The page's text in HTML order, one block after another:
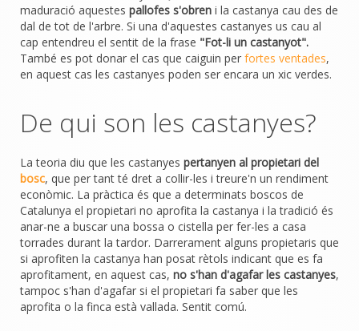
maduració aquestes pallofes s'obren i la castanya cau des de
dal de tot de l'arbre. Si una d'aquestes castanyes us cau al
cap entendreu el sentit de la frase "Fot-li un castanyot".
També es pot donar el cas que caiguin per fortes ventades,
en aquest cas les castanyes poden ser encara un xic verdes.
De qui son les castanyes?
La teoria diu que les castanyes pertanyen al propietari del
bosc, que per tant té dret a collir-les i treure'n un rendiment
econòmic. La pràctica és que a determinats boscos de
Catalunya el propietari no aprofita la castanya i la tradició és
anar-ne a buscar una bossa o cistella per fer-les a casa
torrades durant la tardor. Darrerament alguns propietaris que
si aprofiten la castanya han posat rètols indicant que es fa
aprofitament, en aquest cas, no s'han d'agafar les castanyes,
tampoc s'han d'agafar si el propietari fa saber que les
aprofita o la finca està vallada. Sentit comú.